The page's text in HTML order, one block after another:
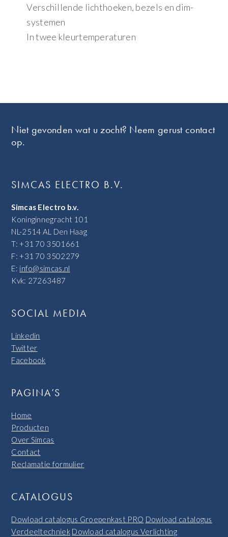
Verschillende lichthoeken, bezels en dim-
systemen
In twee kleurtemperaturen
Niet gevonden wat u zocht? Neem gerust contact
op.
SIMCAS ELECTRO B.V.
Simcas Electro b.v.
Koninginnegracht 101
NL-2514 AL Den Haag
T: +31 70 3501661
F: +31 70 3502279
E: info@simcas.nl
Kvk: 27263487
SOCIAL MEDIA
Linkedin
Twitter
Facebook
PAGINA’S
Home
Producten
Over Simcas
Contact
Reclamatie formulier
CATALOGUS
Dowload catalogus Groepenkast PRO Dowload catalogus
Verdeeltechniek Dowload catalogus Verlichting